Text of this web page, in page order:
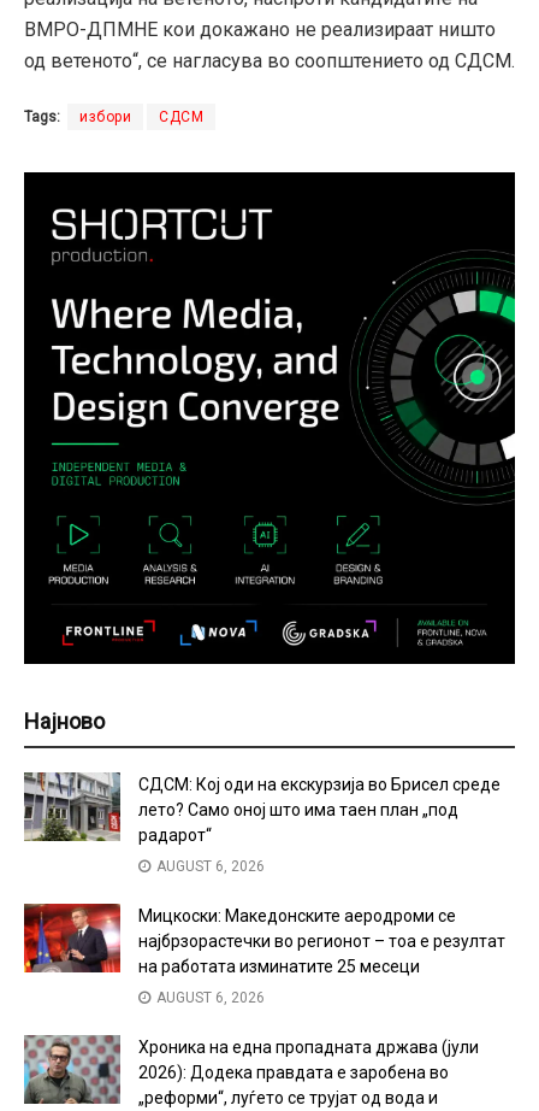
ВМРО-ДПМНЕ кои докажано не реализираат ништо
од ветеното“, се нагласува во соопштението од СДСМ.
Tags: избори СДСМ
Најново
СДСМ: Кој оди на екскурзија во Брисел среде
лето? Само оној што има таен план „под
радарот“
AUGUST 6, 2026
Мицкоски: Македонските аеродроми се
најбрзорастечки во регионот – тоа е резултат
на работата изминатите 25 месеци
AUGUST 6, 2026
Хроника на една пропадната држава (јули
2026): Додека правдата е заробена во
„реформи“, луѓето се трујат од вода и